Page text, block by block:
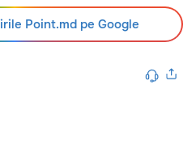
Point.md pe Google